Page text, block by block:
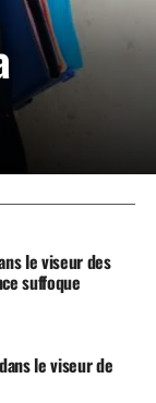
le viseur des
suffoque
le viseur de